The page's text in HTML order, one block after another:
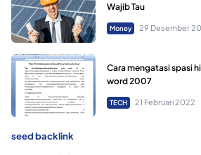
Wajib Tau
Money 29 Desember
Cara mengatasi spasi
word 2007
TECH 21 Februari 2022
seed backlink